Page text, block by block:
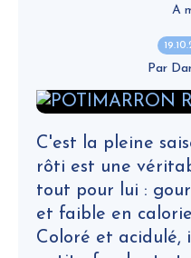
A
Par
C'est la pleine
rôti est une
tout pour lui :
et faible en
Coloré et acidulé,